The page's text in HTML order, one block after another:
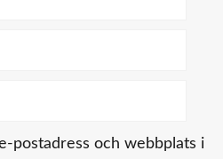
postadress och webbplats i